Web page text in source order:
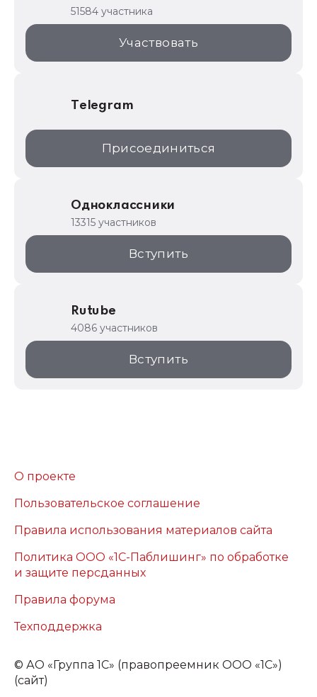
1С:Торговая площадка
51584 участника
Участвовать
Telegram
Присоединиться
Одноклассники
13315 участников
Вступить
Rutube
4086 участников
Вступить
О проекте
Пользовательское соглашение
Правила использования материалов сайта
Политика ООО «1С-Паблишинг» по обработке
и защите персданных
Правила форума
Техподдержка
© АО «Группа 1С» (правопреемник ООО «1С»)
(сайт)